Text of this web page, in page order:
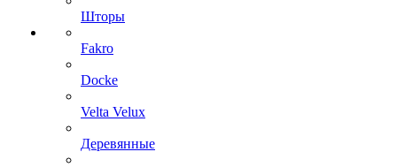
Шторы
Fakro
Docke
Velta Velux
Деревянные